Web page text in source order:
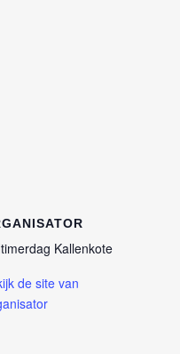
Kallenkote
de site van